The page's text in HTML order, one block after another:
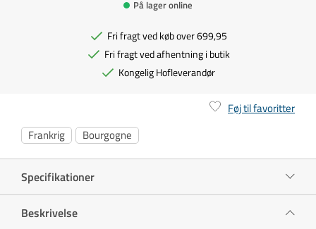
På lager online
Fri fragt ved køb over 699,95
Fri fragt ved afhentning i butik
Kongelig Hofleverandør
Føj til favoritter
Frankrig
Bourgogne
Specifikationer
Beskrivelse